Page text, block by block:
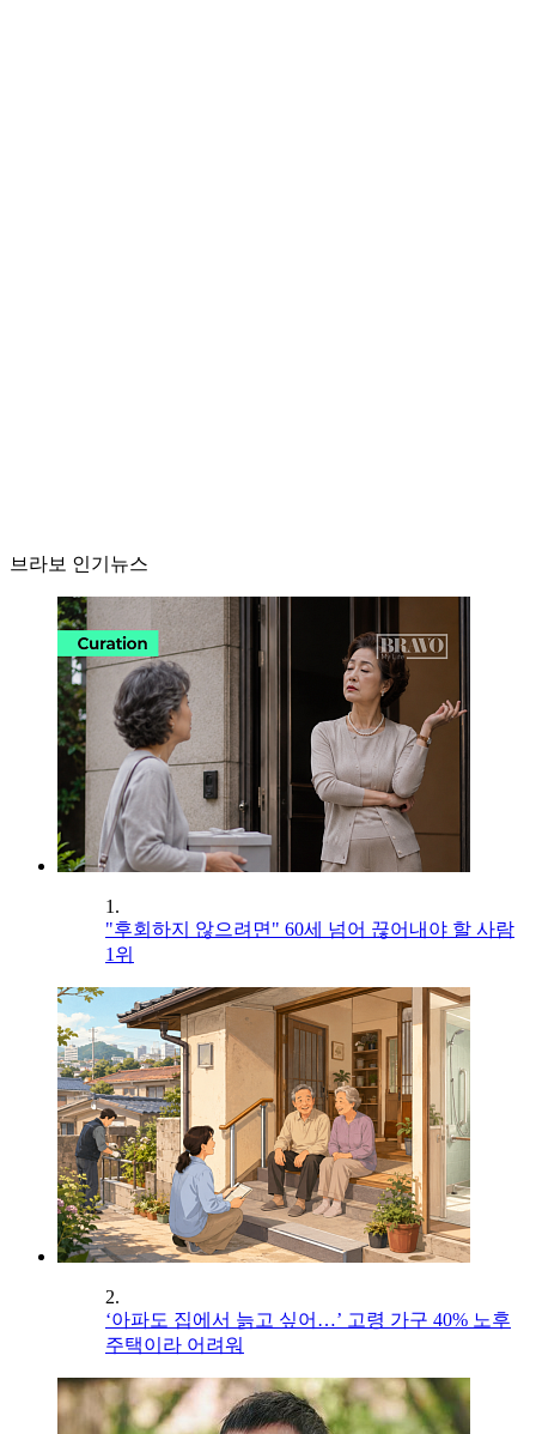
브라보 인기뉴스
1.
"후회하지 않으려면" 60세 넘어 끊어내야 할 사람
1위
2.
‘아파도 집에서 늙고 싶어…’ 고령 가구 40% 노후
주택이라 어려워